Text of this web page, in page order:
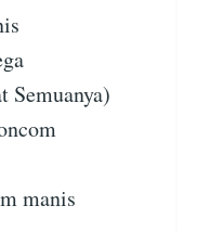
Semuanya)
manis